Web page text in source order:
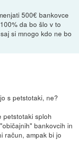
500€ bankovce
da bo šlo v to
si mnogo kdo ne bo
s petstotaki, ne?
petstotaki sploh
bankovcih in
račun, ampak bi jo